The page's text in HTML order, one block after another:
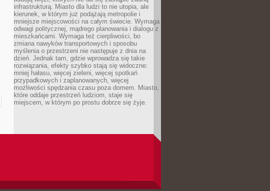
infrastrukturą. Miasto dla ludzi to nie utopia, ale
kierunek, w którym już podążają metropolie i
mniejsze miejscowości na całym świecie. Wymaga
odwagi politycznej, mądrego planowania i dialogu z
mieszkańcami. Wymaga też cierpliwości, bo
zmiana nawyków transportowych i sposobu
myślenia o przestrzeni nie następuje z dnia na
dzień. Jednak tam, gdzie wprowadza się takie
rozwiązania, efekty szybko stają się widoczne:
mniej hałasu, więcej zieleni, więcej spotkań
przypadkowych i zaplanowanych, więcej
możliwości spędzania czasu poza domem. Miasto,
które oddaje przestrzeń ludziom, staje się
miejscem, w którym po prostu dobrze się żyje.